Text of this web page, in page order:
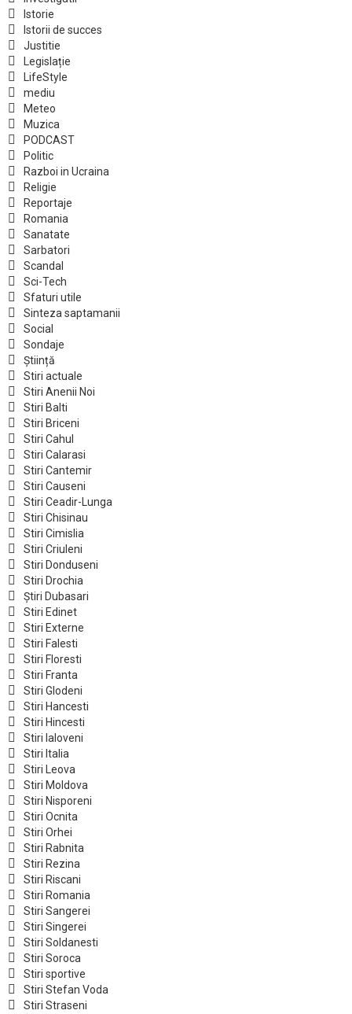
Istorie
Istorii de succes
Justitie
Legislație
LifeStyle
mediu
Meteo
Muzica
PODCAST
Politic
Razboi in Ucraina
Religie
Reportaje
Romania
Sanatate
Sarbatori
Scandal
Sci-Tech
Sfaturi utile
Sinteza saptamanii
Social
Sondaje
Știință
Stiri actuale
Stiri Anenii Noi
Stiri Balti
Stiri Briceni
Stiri Cahul
Stiri Calarasi
Stiri Cantemir
Stiri Causeni
Stiri Ceadir-Lunga
Stiri Chisinau
Stiri Cimislia
Stiri Criuleni
Stiri Donduseni
Stiri Drochia
Știri Dubasari
Stiri Edinet
Stiri Externe
Stiri Falesti
Stiri Floresti
Stiri Franta
Stiri Glodeni
Stiri Hancesti
Stiri Hincesti
Stiri Ialoveni
Stiri Italia
Stiri Leova
Stiri Moldova
Stiri Nisporeni
Stiri Ocnita
Stiri Orhei
Stiri Rabnita
Stiri Rezina
Stiri Riscani
Stiri Romania
Stiri Sangerei
Stiri Singerei
Stiri Soldanesti
Stiri Soroca
Stiri sportive
Stiri Stefan Voda
Stiri Straseni